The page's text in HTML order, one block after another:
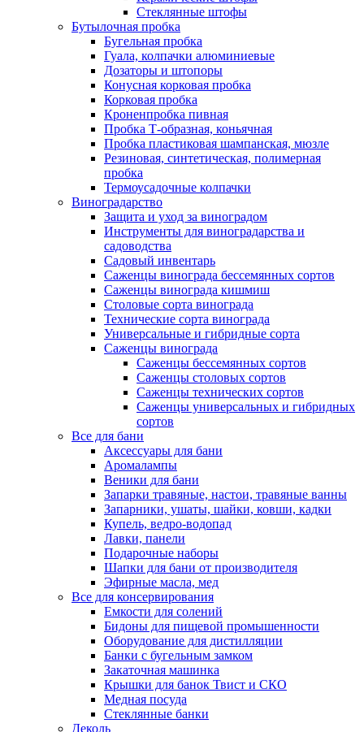
Стеклянные штофы
Бутылочная пробка
Бугельная пробка
Гуала, колпачки алюминиевые
Дозаторы и штопоры
Конусная корковая пробка
Корковая пробка
Кроненпробка пивная
Пробка Т-образная, коньячная
Пробка пластиковая шампанская, мюзле
Резиновая, синтетическая, полимерная
пробка
Термоусадочные колпачки
Виноградарство
Защита и уход за виноградом
Инструменты для виноградарства и
садоводства
Садовый инвентарь
Саженцы винограда бессемянных сортов
Саженцы винограда кишмиш
Столовые сорта винограда
Технические сорта винограда
Универсальные и гибридные сорта
Саженцы винограда
Саженцы бессемянных сортов
Саженцы столовых сортов
Саженцы технических сортов
Саженцы универсальных и гибридных
сортов
Все для бани
Аксессуары для бани
Аромалампы
Веники для бани
Запарки травяные, настои, травяные ванны
Запарники, ушаты, шайки, ковши, кадки
Купель, ведро-водопад
Лавки, панели
Подарочные наборы
Шапки для бани от производителя
Эфирные масла, мед
Все для консервирования
Емкости для солений
Бидоны для пищевой промышенности
Оборудование для дистилляции
Банки с бугельным замком
Закаточная машинка
Крышки для банок Твист и СКО
Медная посуда
Стеклянные банки
Деколь